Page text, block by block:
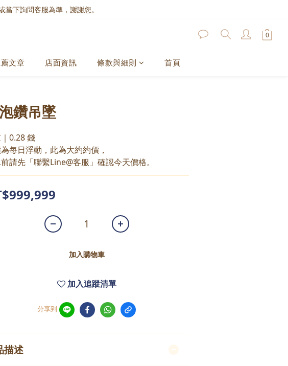
下詢問客服為準，謝謝您。
文章 店面資訊 條款與細則 首頁
鑽吊墜
0.28 錢
每日浮動，此為大約約價，
請先「聯繫Line@客服」確認今天價格。
加入購物車
加入追蹤清單
分享到
描述